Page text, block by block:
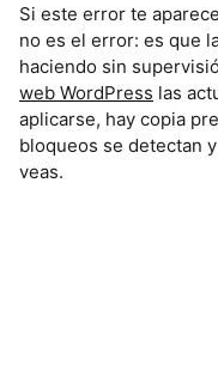
Si este error te
no es el error: es que
haciendo sin
web WordPress las
aplicarse, hay copia
bloqueos se detectan
veas.